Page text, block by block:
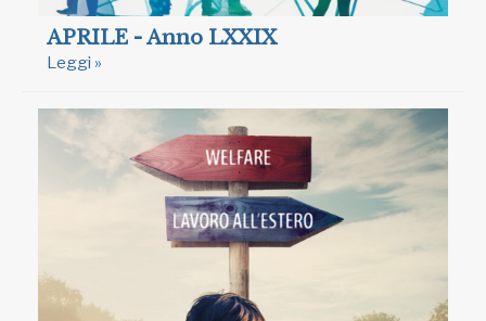
APRILE - Anno LXXIX
Leggi »